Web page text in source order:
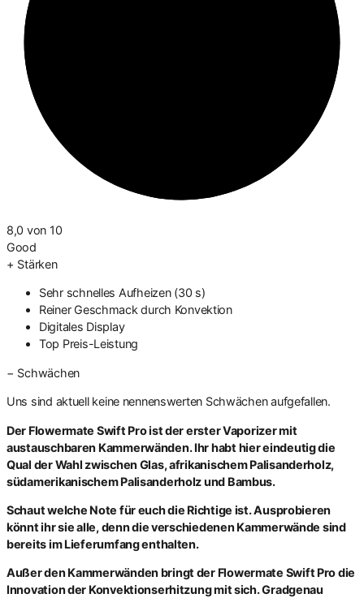
8,0 von 10
Good
+ Stärken
Sehr schnelles Aufheizen (30 s)
Reiner Geschmack durch Konvektion
Digitales Display
Top Preis-Leistung
− Schwächen
Uns sind aktuell keine nennenswerten Schwächen aufgefallen.
Der Flowermate Swift Pro ist der erster Vaporizer mit
austauschbaren Kammerwänden. Ihr habt hier eindeutig die
Qual der Wahl zwischen Glas, afrikanischem Palisanderholz,
südamerikanischem Palisanderholz und Bambus.
Schaut welche Note für euch die Richtige ist. Ausprobieren
könnt ihr sie alle, denn die verschiedenen Kammerwände sind
bereits im Lieferumfang enthalten.
Außer den Kammerwänden bringt der Flowermate Swift Pro die
Innovation der Konvektionserhitzung mit sich. Gradgenau